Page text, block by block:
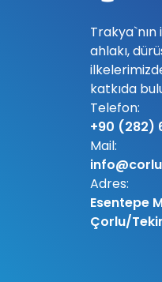
Trakya`nın
ahlakı,
katkıda
Telefon:
+90 (282)
Mail:
Adres:
Esentepe
Çorlu/